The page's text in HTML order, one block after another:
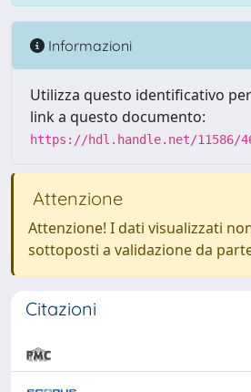
Informazioni
Utilizza questo identificativo
link a questo documento:
https://hdl.handle.net/11586/
Attenzione
Attenzione! I dati visualizzati
sottoposti a validazione da
Citazioni